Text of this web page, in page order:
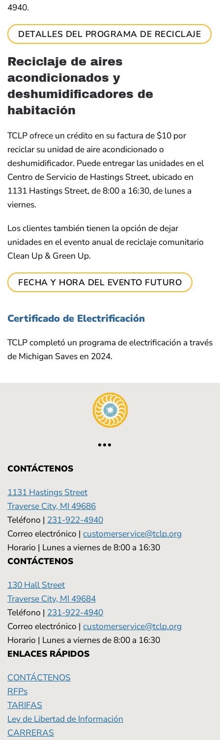
4940.
DETALLES DEL PROGRAMA DE RECICLAJE
Reciclaje de aires
acondicionados y
deshumidificadores de
habitación
TCLP ofrece un crédito en su factura de $10 por
reciclar su unidad de aire acondicionado o
deshumidificador. Puede entregar las unidades en el
Centro de Servicio de Hastings Street, ubicado en
1131 Hastings Street, de 8:00 a 16:30, de lunes a
viernes.
Los clientes también tienen la opción de dejar
unidades en el evento anual de reciclaje comunitario
Clean Up & Green Up.
FECHA Y HORA DEL EVENTO FUTURO
Certificado de Electrificación
TCLP completó un programa de electrificación a través
de Michigan Saves en 2024.
CONTÁCTENOS
1131 Hastings Street
Traverse City, MI 49686
Teléfono | 231-922-4940
Correo electrónico | customerservice@tclp.org
Horario | Lunes a viernes de 8:00 a 16:30
CONTÁCTENOS
130 Hall Street
Traverse City, MI 49684
Teléfono | 231-922-4940
Correo electrónico | customerservice@tclp.org
Horario | Lunes a viernes de 8:00 a 16:30
ENLACES RÁPIDOS
CONTÁCTENOS
RFPs
TARIFAS
Ley de Libertad de Información
CARRERAS